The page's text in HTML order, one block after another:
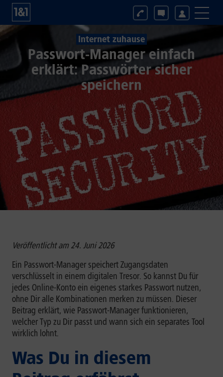
Internet zuhause
Passwort-Manager einfach
erklärt: Passwörter sicher
speichern
Veröffentlicht am 24. Juni 2026
Ein Passwort-Manager speichert Zugangsdaten
verschlüsselt in einem digitalen Tresor. So kannst Du für
jedes Online-Konto ein eigenes starkes Passwort nutzen,
ohne Dir alle Kombinationen merken zu müssen. Dieser
Beitrag erklärt, wie Passwort-Manager funktionieren,
welcher Typ zu Dir passt und wann sich ein separates Tool
wirklich lohnt.
Was Du in diesem